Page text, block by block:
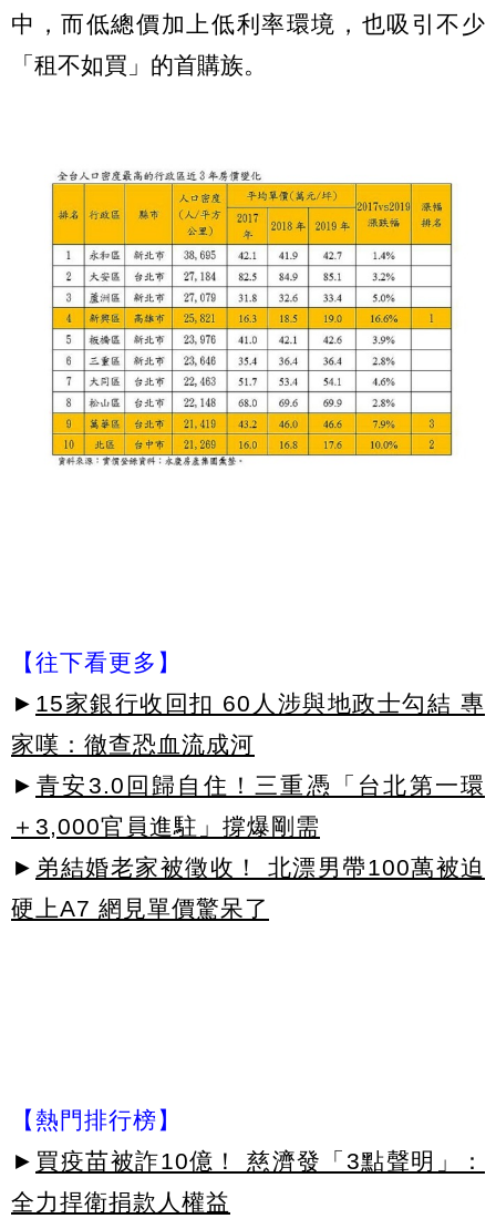
中，而低總價加上低利率環境，也吸引不少
「租不如買」的首購族。
【往下看更多】
► 15家銀行收回扣 60人涉與地政士勾結 專
家嘆：徹查恐血流成河
► 青安3.0回歸自住！三重憑「台北第一環
＋3,000官員進駐」撐爆剛需
► 弟結婚老家被徵收！ 北漂男帶100萬被迫
硬上A7 網見單價驚呆了
【熱門排行榜】
► 買疫苗被詐10億！ 慈濟發「3點聲明」：
全力捍衛捐款人權益